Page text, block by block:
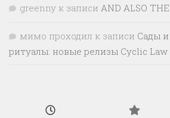
greenny к записи AND ALSO
мимо проходил к записи Сады
ритуалы: новые релизы Cyclic Law